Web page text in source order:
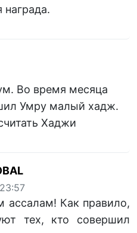
награда.
Во время месяца
Умру малый хадж.
Хаджи
ассалам! Как правило,
тех, кто совершил